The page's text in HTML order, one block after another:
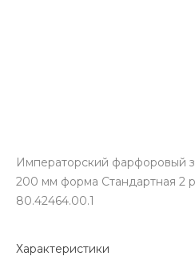
Императорский фарфоровый
200 мм форма Стандартная 2
80.42464.00.1
Характеристики